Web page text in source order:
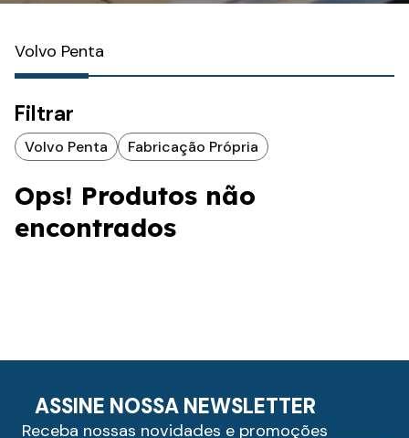
Volvo Penta
Filtrar
Volvo Penta Fabricação Própria
Ops! Produtos não
encontrados
ASSINE NOSSA NEWSLETTER
Receba nossas novidades e promoções